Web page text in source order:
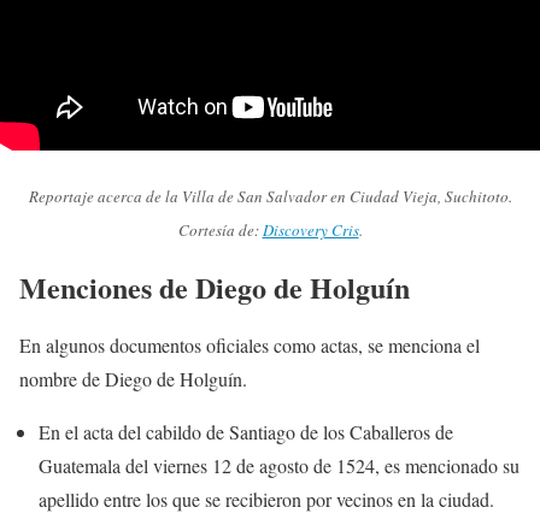
Reportaje acerca de la Villa de San Salvador en Ciudad Vieja, Suchitoto.
Cortesía de:Discovery Cris.
Menciones de Diego de Holguín
En algunos documentos oficiales como actas, se menciona el
nombre de Diego de Holguín.
En el acta del cabildo de Santiago de los Caballeros de
Guatemala del viernes 12 de agosto de 1524, es mencionado su
apellido entre los que se recibieron por vecinos en la ciudad.